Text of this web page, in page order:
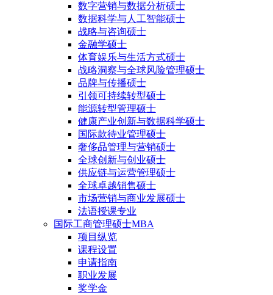
数字营销与数据分析硕士
数据科学与人工智能硕士
战略与咨询硕士
金融学硕士
体育娱乐与生活方式硕士
战略洞察与全球风险管理硕士
品牌与传播硕士
引领可持续转型硕士
能源转型管理硕士
健康产业创新与数据科学硕士
国际款待业管理硕士
奢侈品管理与营销硕士
全球创新与创业硕士
供应链与运营管理硕士
全球卓越销售硕士
市场营销与商业发展硕士
法语授课专业
国际工商管理硕士MBA
项目纵览
课程设置
申请指南
职业发展
奖学金